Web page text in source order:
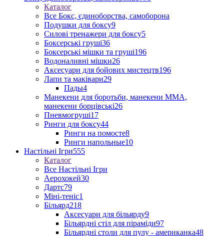
Каталог
Все Бокс, єдиноборства, самоборона
Подушки для боксу9
Силові тренажери для боксу5
Боксерські груші36
Боксерські мішки та груші196
Водоналивні мішки26
Аксесуари для бойових мистецтв196
Лапи та маківари29
Пады4
Манекени для боротьби, манекени ММА,
манекени борцівські26
Пневмогруші17
Ринги для боксу44
Ринги на помосте8
Ринги напольные10
Настільні Ігри555
Каталог
Все Настільні Ігри
Аерохокей30
Дартс79
Міні-теніс1
Більярд218
Аксесуари для більярду9
Більярдні стіл для піраміди97
Більярдні столи для пулу - американка48